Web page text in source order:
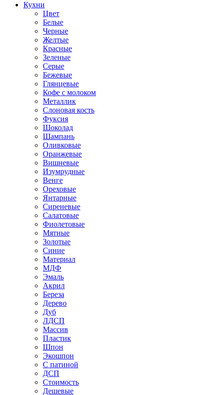
Кухни
Цвет
Белые
Черные
Желтые
Красные
Зеленые
Серые
Бежевые
Глянцевые
Кофе с молоком
Металлик
Слоновая кость
Фуксия
Шоколад
Шампань
Оливковые
Оранжевые
Вишневые
Изумрудные
Венге
Ореховые
Янтарные
Сиреневые
Салатовые
Фиолетовые
Мятные
Золотые
Синие
Материал
МДФ
Эмаль
Акрил
Береза
Дерево
Дуб
ЛДСП
Массив
Пластик
Шпон
Экошпон
С патиной
ДСП
Стоимость
Дешевые